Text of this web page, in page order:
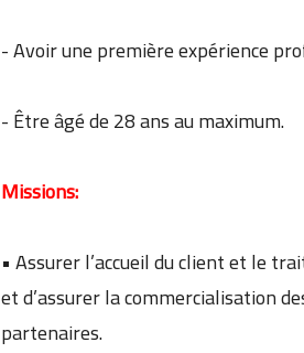
- Avoir une première expérience
- Être âgé de 28 ans au maximum.
Missions:
• Assurer l’accueil du client et le
et d’assurer la commercialisation
partenaires.